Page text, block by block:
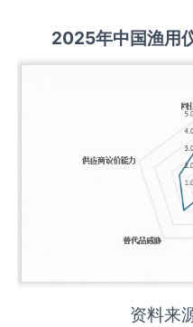
2025年中国渔用
资料来